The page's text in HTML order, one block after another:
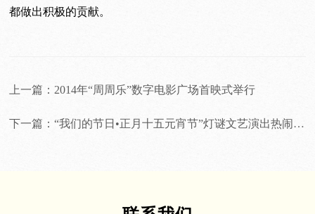
都做出积极的贡献。
上一篇：2014年“周周乐”数字电影广场首映式举行
下一篇：“我们的节日•正月十五元宵节”灯谜文艺演出热闹举行